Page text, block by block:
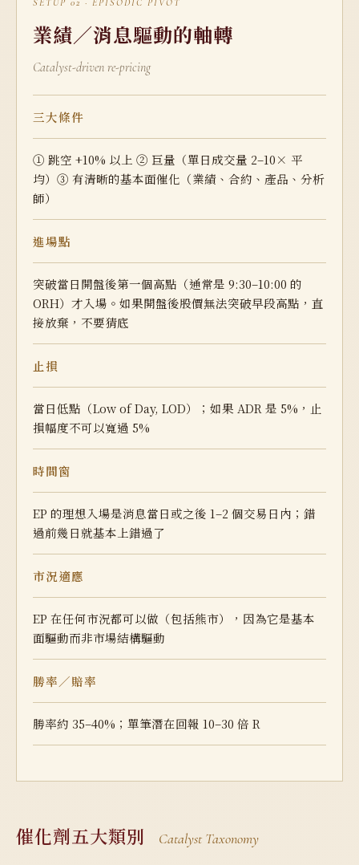
SETUP 02 · EPISODIC PIVOT
業績／消息驅動的軸轉
Catalyst-driven re-pricing
三大條件
① 跳空 +10% 以上 ② 巨量（單日成交量 2–10× 平
均）③ 有清晰的基本面催化（業績、合約、產品、分析
師）
進場點
突破當日開盤後第一個高點 （通常是 9:30–10:00 的
ORH）才入場。如果開盤後股價無法突破早段高點， 直
接放棄 ，不要猜底
止損
當日低點（Low of Day, LOD）；如果 ADR 是 5%，止
損幅度不可以寬過 5%
時間窗
EP 的理想入場是消息當日或之後 1–2 個交易日內；錯
過前幾日就基本上錯過了
市況適應
EP 在任何市況都可以做（包括熊市），因為它是基本
面驅動而非市場結構驅動
勝率／賠率
勝率約 35–40%；單筆潛在回報 10–30 倍 R
催化劑五大類別 Catalyst Taxonomy